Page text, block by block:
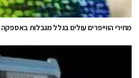
מחירי הווייפרים עולים בגלל מגבלות באספקה